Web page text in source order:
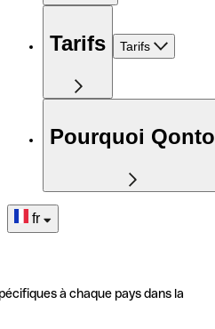
Tarifs Tarifs
Pourquoi Qonto
fr
à chaque pays dans la